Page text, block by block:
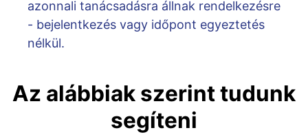
azonnali tanácsadásra állnak rendelkezésre
- bejelentkezés vagy időpont egyeztetés
nélkül.
Az alábbiak szerint tudunk
segíteni